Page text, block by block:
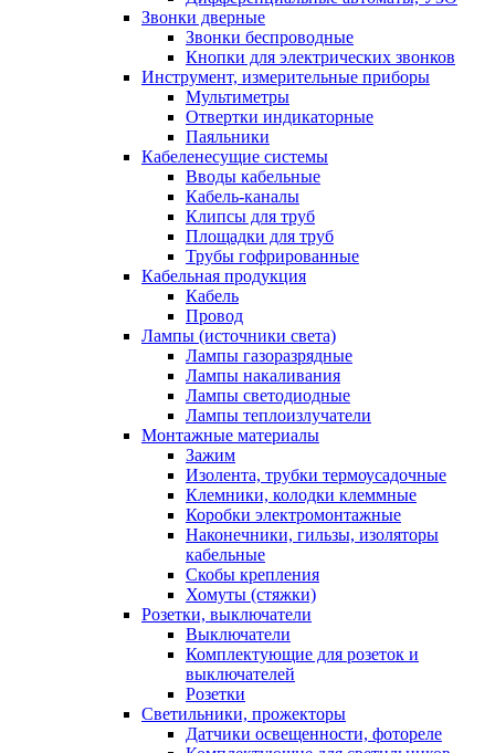
Звонки дверные
Звонки беспроводные
Кнопки для электрических звонков
Инструмент, измерительные приборы
Мультиметры
Отвертки индикаторные
Паяльники
Кабеленесущие системы
Вводы кабельные
Кабель-каналы
Клипсы для труб
Площадки для труб
Трубы гофрированные
Кабельная продукция
Кабель
Провод
Лампы (источники света)
Лампы газоразрядные
Лампы накаливания
Лампы светодиодные
Лампы теплоизлучатели
Монтажные материалы
Зажим
Изолента, трубки термоусадочные
Клемники, колодки клеммные
Коробки электромонтажные
Наконечники, гильзы, изоляторы
кабельные
Скобы крепления
Хомуты (стяжки)
Розетки, выключатели
Выключатели
Комплектующие для розеток и
выключателей
Розетки
Светильники, прожекторы
Датчики освещенности, фотореле